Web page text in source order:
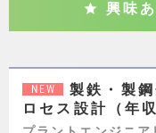
興味あ
NEW
製鉄・製
ロセス設計（年